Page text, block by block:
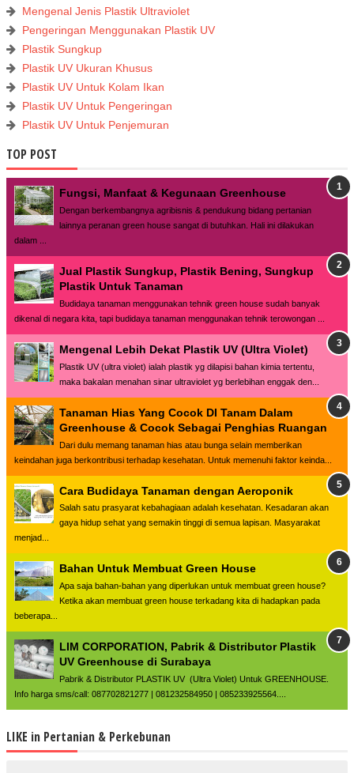
Mengenal Jenis Plastik Ultraviolet
Pengeringan Menggunakan Plastik UV
Plastik Sungkup
Plastik UV Ukuran Khusus
Plastik UV Untuk Kolam Ikan
Plastik UV Untuk Pengeringan
Plastik UV Untuk Penjemuran
TOP POST
Fungsi, Manfaat & Kegunaan Greenhouse
Dengan berkembangnya agribisnis & pendukung bidang pertanian
lainnya peranan green house sangat di butuhkan. Hali ini dilakukan
dalam ...
Jual Plastik Sungkup, Plastik Bening, Sungkup
Plastik Untuk Tanaman
Budidaya tanaman menggunakan tehnik green house sudah banyak
dikenal di negara kita, tapi budidaya tanaman menggunakan tehnik terowongan ...
Mengenal Lebih Dekat Plastik UV (Ultra Violet)
Plastik UV (ultra violet) ialah plastik yg dilapisi bahan kimia tertentu,
maka bakalan menahan sinar ultraviolet yg berlebihan enggak den...
Tanaman Hias Yang Cocok DI Tanam Dalam
Greenhouse & Cocok Sebagai Penghias Ruangan
Dari dulu memang tanaman hias atau bunga selain memberikan
keindahan juga berkontribusi terhadap kesehatan. Untuk memenuhi faktor keinda...
Cara Budidaya Tanaman dengan Aeroponik
Salah satu prasyarat kebahagiaan adalah kesehatan. Kesadaran akan
gaya hidup sehat yang semakin tinggi di semua lapisan. Masyarakat
menjad...
Bahan Untuk Membuat Green House
Apa saja bahan-bahan yang diperlukan untuk membuat green house?
Ketika akan membuat green house terkadang kita di hadapkan pada
beberapa...
LIM CORPORATION, Pabrik & Distributor Plastik
UV Greenhouse di Surabaya
Pabrik & Distributor PLASTIK UV (Ultra Violet) Untuk GREENHOUSE.
Info harga sms/call: 087702821277 | 081232584950 | 085233925564....
LIKE in Pertanian & Perkebunan